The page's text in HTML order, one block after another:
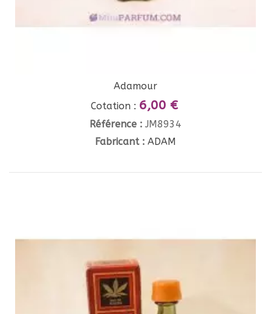
Adamour
Cotation : 6,00 €
Référence : JM8934
Fabricant : ADAM